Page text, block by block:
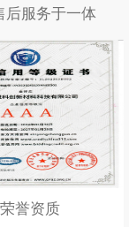
后服务于一体
荣誉资质